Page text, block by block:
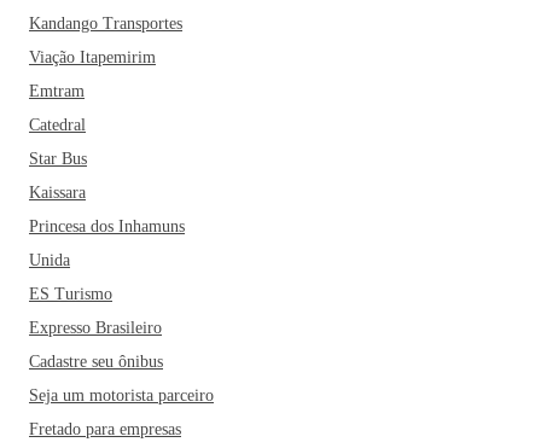
Kandango Transportes
Viação Itapemirim
Emtram
Catedral
Star Bus
Kaissara
Princesa dos Inhamuns
Unida
ES Turismo
Expresso Brasileiro
Cadastre seu ônibus
Seja um motorista parceiro
Fretado para empresas